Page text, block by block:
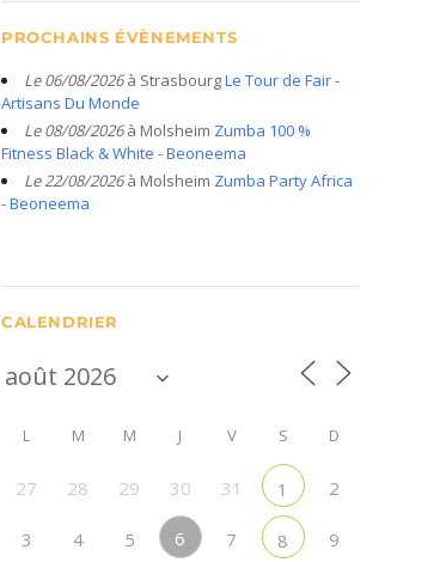
PROCHAINS ÉVÈNEMENTS
Le 06/08/2026à StrasbourgLe Tour de Fair -
Artisans Du Monde
Le 08/08/2026à Molsheim Zumba 100 %
Fitness Black & White - Beoneema
Le 22/08/2026à Molsheim Zumba Party Africa
- Beoneema
CALENDRIER
L M M J V S D
27 28 29 30 31 1 2
3 4 5 6 7 8 9